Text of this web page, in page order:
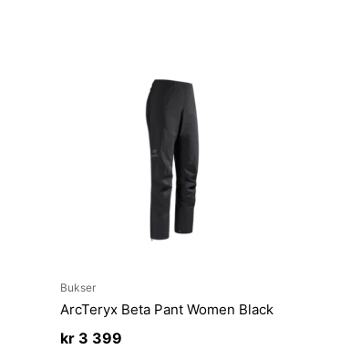
Bukser
ArcTeryx Beta Pant Women Black
kr3 399